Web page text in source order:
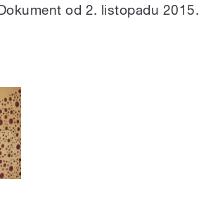
od 2. listopadu 2015.